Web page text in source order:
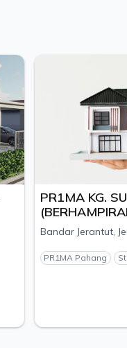
PR1MA KG.
CHENG
BHD),
PAHANG -
UNGGUL S/B
Bandar Jerantut,
PR1MA Pahang